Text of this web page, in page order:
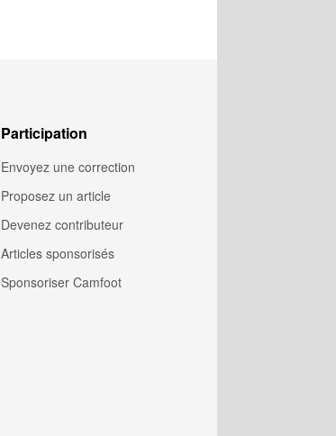
Participation
Envoyez une correction
Proposez un article
Devenez contributeur
Articles sponsorisés
Sponsoriser Camfoot